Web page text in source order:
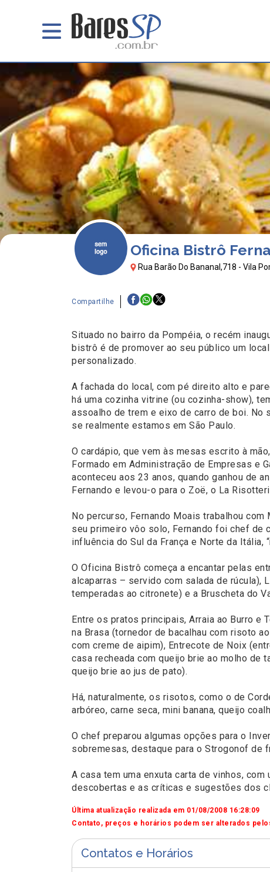
Oficina Bistrô
Rua Barão Do Bananal,718 - Vila
Compartilhe
Situado no bairro da Pompéia, o recém
bistrô é de promover ao seu público um
personalizado.
A fachada do local, com pé direito alto e
há uma cozinha vitrine (ou cozinha-show),
assoalho de trem e eixo de carro de boi. No
se realmente estamos em São Paulo.
O cardápio, que vem às mesas escrito à
Formado em Administração de Empresas e
aconteceu aos 23 anos, quando ganhou de
Fernando e levou-o para o Zoë, o La
No percurso, Fernando Moais trabalhou
seu primeiro vôo solo, Fernando foi chef de
influência do Sul da França e Norte da Itália,
O Oficina Bistrô começa a encantar pelas
alcaparras – servido com salada de rúcula),
temperadas ao citronete) e a Bruscheta do
Entre os pratos principais, Arraia ao Burro e
na Brasa (tornedor de bacalhau com risoto
com creme de aipim), Entrecote de Noix
casa recheada com queijo brie ao molho de
queijo brie ao jus de pato).
Há, naturalmente, os risotos, como o de
arbóreo, carne seca, mini banana, queijo
O chef preparou algumas opções para o
sobremesas, destaque para o Strogonof de
A casa tem uma enxuta carta de vinhos,
descobertas e as críticas e sugestões dos
Última atualização realizada em 01/08/2008 16:28:09
Contato, preços e horários podem ser alterados
Contatos e Horários